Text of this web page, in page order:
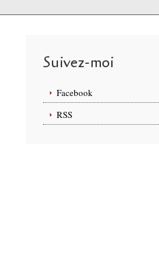
Suivez-moi
Facebook
RSS